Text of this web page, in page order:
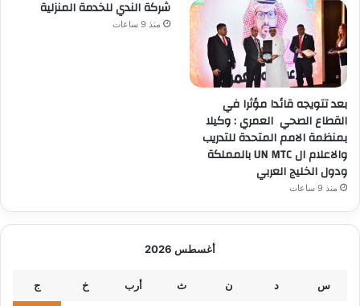
بعد تتويجه قائدا مؤثرا في
القطاع الصحي العمري : وكيلا
بمنظمة الامم المتحدة للتدريب
والاعلام ال UN MTC بالمملكة
ودول الخليج العربي
منذ 9 ساعات
شركة الندي للخدمة المنزلية
منذ 9 ساعات
أغسطس 2026
س د ن ث أرب خ ج